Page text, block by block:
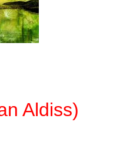
Aldiss)